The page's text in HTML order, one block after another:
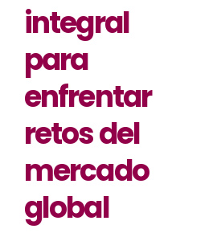
integral
para
enfrentar
retos del
mercado
global